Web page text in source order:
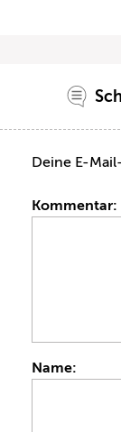
Deine E-
Kommentar:
Name: